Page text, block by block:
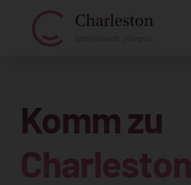
Komm zu
Charleston